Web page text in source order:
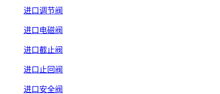
进口调节阀
进口电磁阀
进口截止阀
进口止回阀
进口安全阀